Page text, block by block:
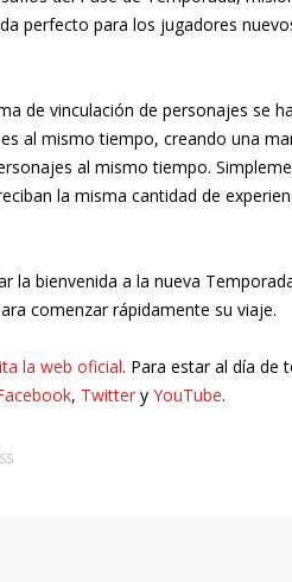
perfecto para los jugadores
de vinculación de personajes se
al mismo tiempo, creando una
al mismo tiempo.
la misma cantidad de
la bienvenida a la nueva
comenzar rápidamente su viaje.
la web oficial. Para estar al día de
, Twitter y YouTube.